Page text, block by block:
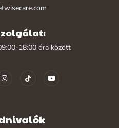
18:00 óra között